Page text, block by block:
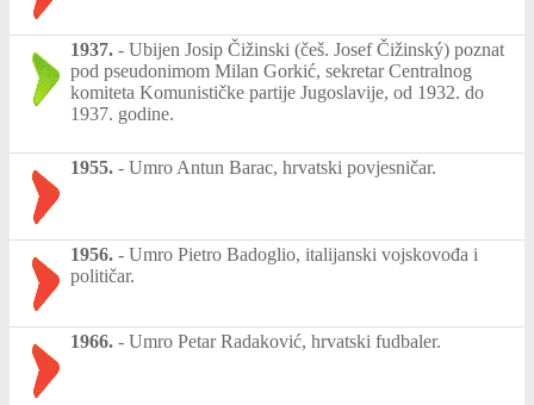
1937. - Ubijen Josip Čižinski (češ. Josef Čižinský) poznat
pod pseudonimom Milan Gorkić, sekretar Centralnog
komiteta Komunističke partije Jugoslavije, od 1932. do
1937. godine.
1955. - Umro Antun Barac, hrvatski povjesničar.
1956. - Umro Pietro Badoglio, italijanski vojskovođa i
političar.
1966. - Umro Petar Radaković, hrvatski fudbaler.